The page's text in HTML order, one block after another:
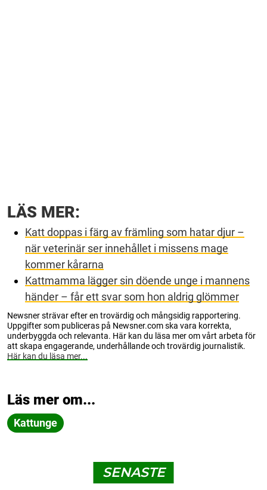
LÄS MER:
Katt doppas i färg av främling som hatar djur –
när veterinär ser innehållet i missens mage
kommer kårarna
Kattmamma lägger sin döende unge i mannens
händer – får ett svar som hon aldrig glömmer
Newsner strävar efter en trovärdig och mångsidig rapportering.
Uppgifter som publiceras på Newsner.com ska vara korrekta,
underbyggda och relevanta. Här kan du läsa mer om vårt arbeta för
att skapa engagerande, underhållande och trovärdig journalistik.
Här kan du läsa mer...
Läs mer om...
Kattunge
SENASTE